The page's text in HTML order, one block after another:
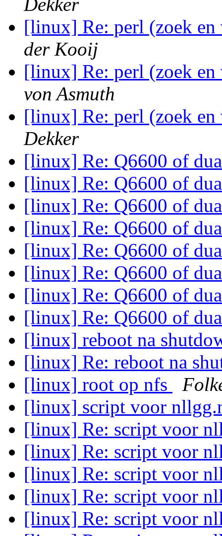
Dekker
[linux] Re: perl (zoek
der Kooij
[linux] Re: perl (zoek
von Asmuth
[linux] Re: perl (zoek
Dekker
[linux] Re: Q6600 of
[linux] Re: Q6600 of
[linux] Re: Q6600 of
[linux] Re: Q6600 of
[linux] Re: Q6600 of
[linux] Re: Q6600 of
[linux] Re: Q6600 of
[linux] Re: Q6600 of
[linux] reboot na
[linux] Re: reboot na
[linux] root op nfs
[linux] script voor
[linux] Re: script voor
[linux] Re: script voor
[linux] Re: script voor
[linux] Re: script voor
[linux] Re: script voor